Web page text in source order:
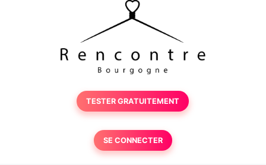
TESTER GRATUITEMENT
SE CONNECTER